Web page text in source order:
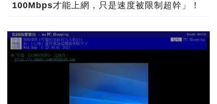
100Mbps才能上網，只是速度被限制超幹」！